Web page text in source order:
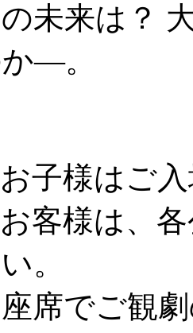
未来は？
―。
子様はご
客様は、
。
席でご観